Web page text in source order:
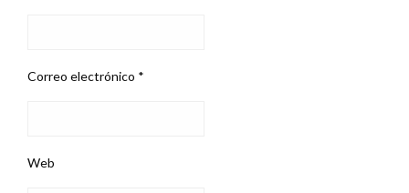
Correo electrónico *
Web